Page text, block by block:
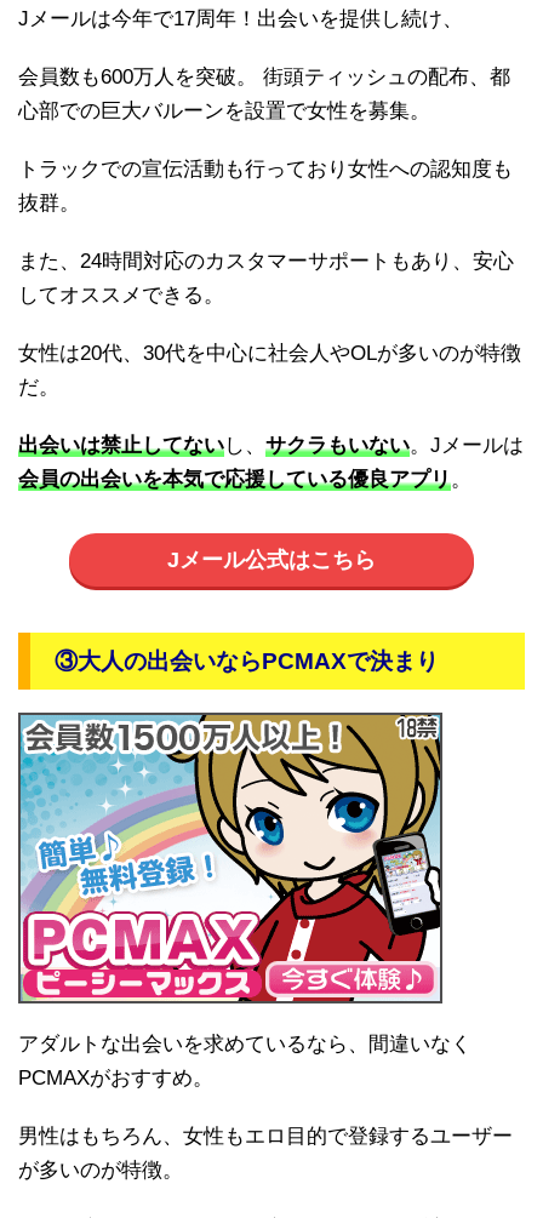
Jメールは今年で17周年！出会いを提供し続け、
会員数も600万人を突破。 街頭ティッシュの配布、都
心部での巨大バルーンを設置で女性を募集。
トラックでの宣伝活動も行っており女性への認知度も
抜群。
また、24時間対応のカスタマーサポートもあり、安心
してオススメできる。
女性は20代、30代を中心に社会人やOLが多いのが特徴
だ。
出会いは禁止してないし、 サクラもいない。Jメールは
会員の出会いを本気で応援している優良アプリ。
Jメール公式はこちら
③大人の出会いならPCMAXで決まり
アダルトな出会いを求めているなら、間違いなく
PCMAXがおすすめ。
男性はもちろん、女性もエロ目的で登録するユーザー
が多いのが特徴。